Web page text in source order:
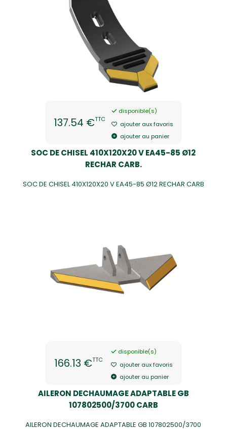
137.54 €TTC
disponible(s)
ajouter aux favoris
ajouter au panier
SOC DE CHISEL 410X120X20 V EA45-85 Ø12
RECHAR CARB.
SOC DE CHISEL 410X120X20 V EA45-85 Ø12 RECHAR CARB
166.13 €TTC
disponible(s)
ajouter aux favoris
ajouter au panier
AILERON DECHAUMAGE ADAPTABLE GB
107802500/3700 CARB
AILERON DECHAUMAGE ADAPTABLE GB 107802500/3700